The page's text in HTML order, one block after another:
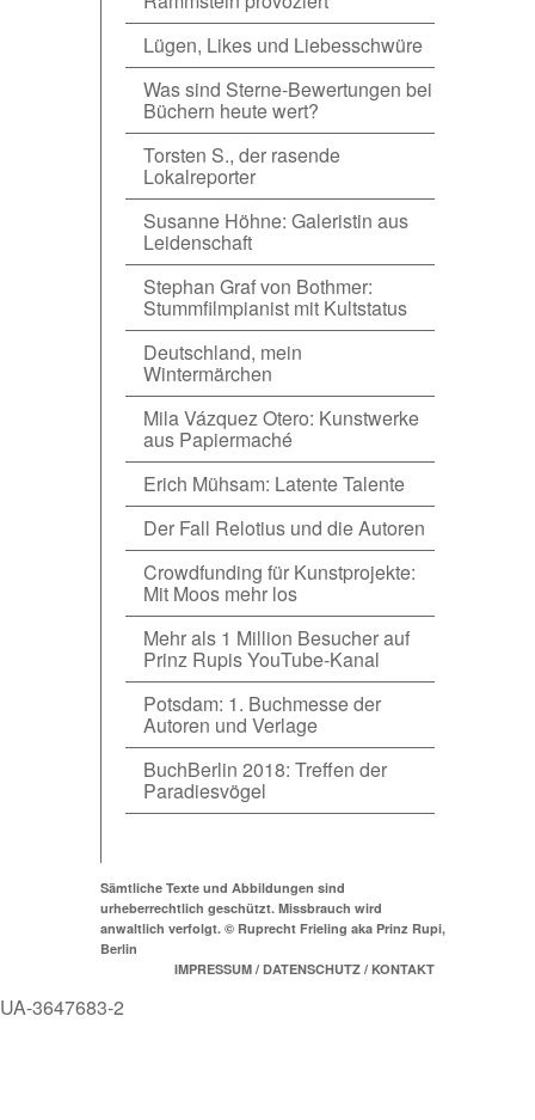
Lügen, Likes und Liebesschwüre
Was sind Sterne-Bewertungen bei
Büchern heute wert?
Torsten S., der rasende
Lokalreporter
Susanne Höhne: Galeristin aus
Leidenschaft
Stephan Graf von Bothmer:
Stummfilmpianist mit Kultstatus
Deutschland, mein
Wintermärchen
Mila Vázquez Otero: Kunstwerke
aus Papiermaché
Erich Mühsam: Latente Talente
Der Fall Relotius und die Autoren
Crowdfunding für Kunstprojekte:
Mit Moos mehr los
Mehr als 1 Million Besucher auf
Prinz Rupis YouTube-Kanal
Potsdam: 1. Buchmesse der
Autoren und Verlage
BuchBerlin 2018: Treffen der
Paradiesvögel
Sämtliche Texte und Abbildungen sind
urheberrechtlich geschützt. Missbrauch wird
anwaltlich verfolgt. © Ruprecht Frieling aka Prinz Rupi,
Berlin
IMPRESSUM / DATENSCHUTZ / KONTAKT
UA-3647683-2